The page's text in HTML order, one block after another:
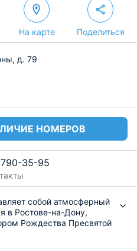
На карте Поделиться
д. 79
НОМЕРОВ
35-95
собой атмосферный
в Ростове-на-Дону,
Рождества Пресвятой